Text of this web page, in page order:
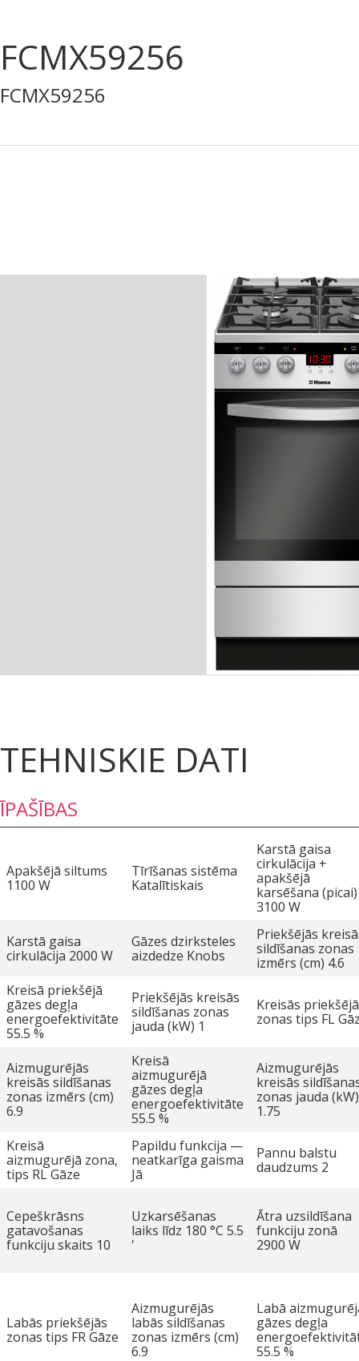
FCMX59256
FCMX59256
TEHNISKIE DATI
ĪPAŠĪBAS
Apakšējā siltums
1100 W
Tīrīšanas sistēma
Katalītiskais
Karstā gaisa
cirkulācija +
apakšējā
karsēšana (picai)
3100 W
Karstā gaisa
cirkulācija 2000 W
Gāzes dzirksteles
aizdedze Knobs
Priekšējās
sildīšanas zonas
izmērs (cm) 4.6
Kreisā priekšējā
gāzes degļa
energoefektivitāte
55.5 %
Priekšējās kreisās
sildīšanas zonas
jauda (kW) 1
Kreisās
zonas tips FL
Aizmugurējās
kreisās sildīšanas
zonas izmērs (cm)
6.9
Kreisā
aizmugurējā
gāzes degļa
energoefektivitāte
55.5 %
Aizmugurējās
kreisās
zonas jauda (kW)
1.75
Kreisā
aizmugurējā zona,
tips RL Gāze
Papildu funkcija —
neatkarīga gaisma
Jā
Pannu balstu
daudzums 2
Cepeškrāsns
gatavošanas
funkciju skaits 10
Uzkarsēšanas
laiks līdz 180 °C 5.5
'
Ātra uzsildīšana
funkciju zonā
2900 W
Labās priekšējās
zonas tips FR Gāze
Aizmugurējās
labās sildīšanas
zonas izmērs (cm)
6.9
Labā
gāzes degļa
55.5 %